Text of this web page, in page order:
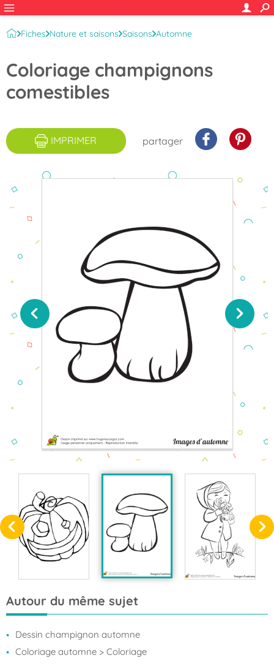
Fiches Nature et saisons Saisons Automne
Coloriage champignons
comestibles
IMPRIMER partager
Autour du même sujet
Dessin champignon automne
Coloriage automne > Coloriage